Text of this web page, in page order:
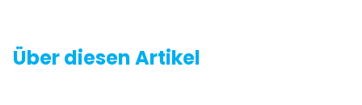
Über diesen Artikel